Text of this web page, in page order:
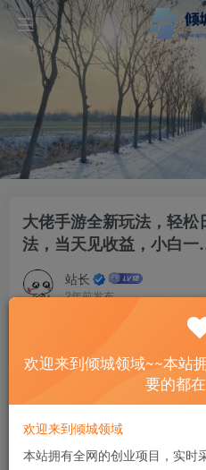
大佬手游全新玩法，轻
法，当天见收益，小白
站长
2年前发布
此内容为付费资源，请付费后查看
SVIP全站会员 免费
欢迎来到倾城领域~~本站
要的都
欢迎来到倾城领域
本站拥有全网的创业项目，实时